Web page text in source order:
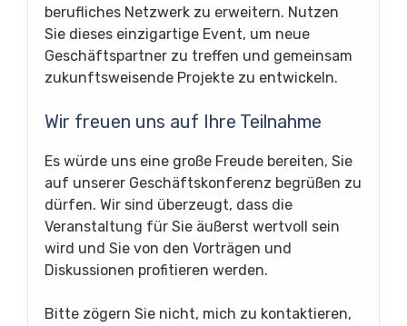
berufliches Netzwerk zu erweitern. Nutzen
Sie dieses einzigartige Event, um neue
Geschäftspartner zu treffen und gemeinsam
zukunftsweisende Projekte zu entwickeln.
Wir freuen uns auf Ihre Teilnahme
Es würde uns eine große Freude bereiten, Sie
auf unserer Geschäftskonferenz begrüßen zu
dürfen. Wir sind überzeugt, dass die
Veranstaltung für Sie äußerst wertvoll sein
wird und Sie von den Vorträgen und
Diskussionen profitieren werden.
Bitte zögern Sie nicht, mich zu kontaktieren,